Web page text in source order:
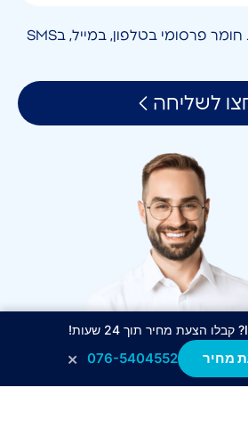
אני מאשר/ת קבלת חומר פרסומי בטלפון, במייל, בSMS
לשליחה
מחיר 076-5404552
×